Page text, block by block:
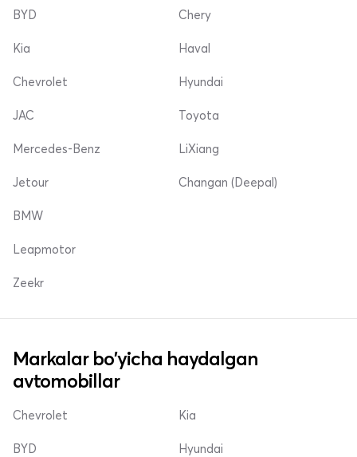
BYD
Kia
Chevrolet
Chery
Haval
Hyundai
JAC
Mercedes-Benz
Jetour
Toyota
LiXiang
Changan (Deepal)
BMW
Leapmotor
Zeekr
Markalar bo'yicha haydalgan
avtomobillar
Chevrolet
BYD
Kia
Hyundai